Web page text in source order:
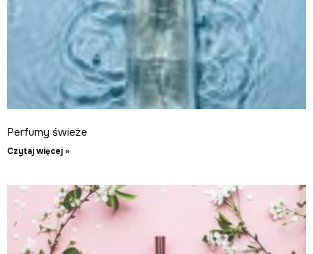
Perfumy świeże
Czytaj więcej »